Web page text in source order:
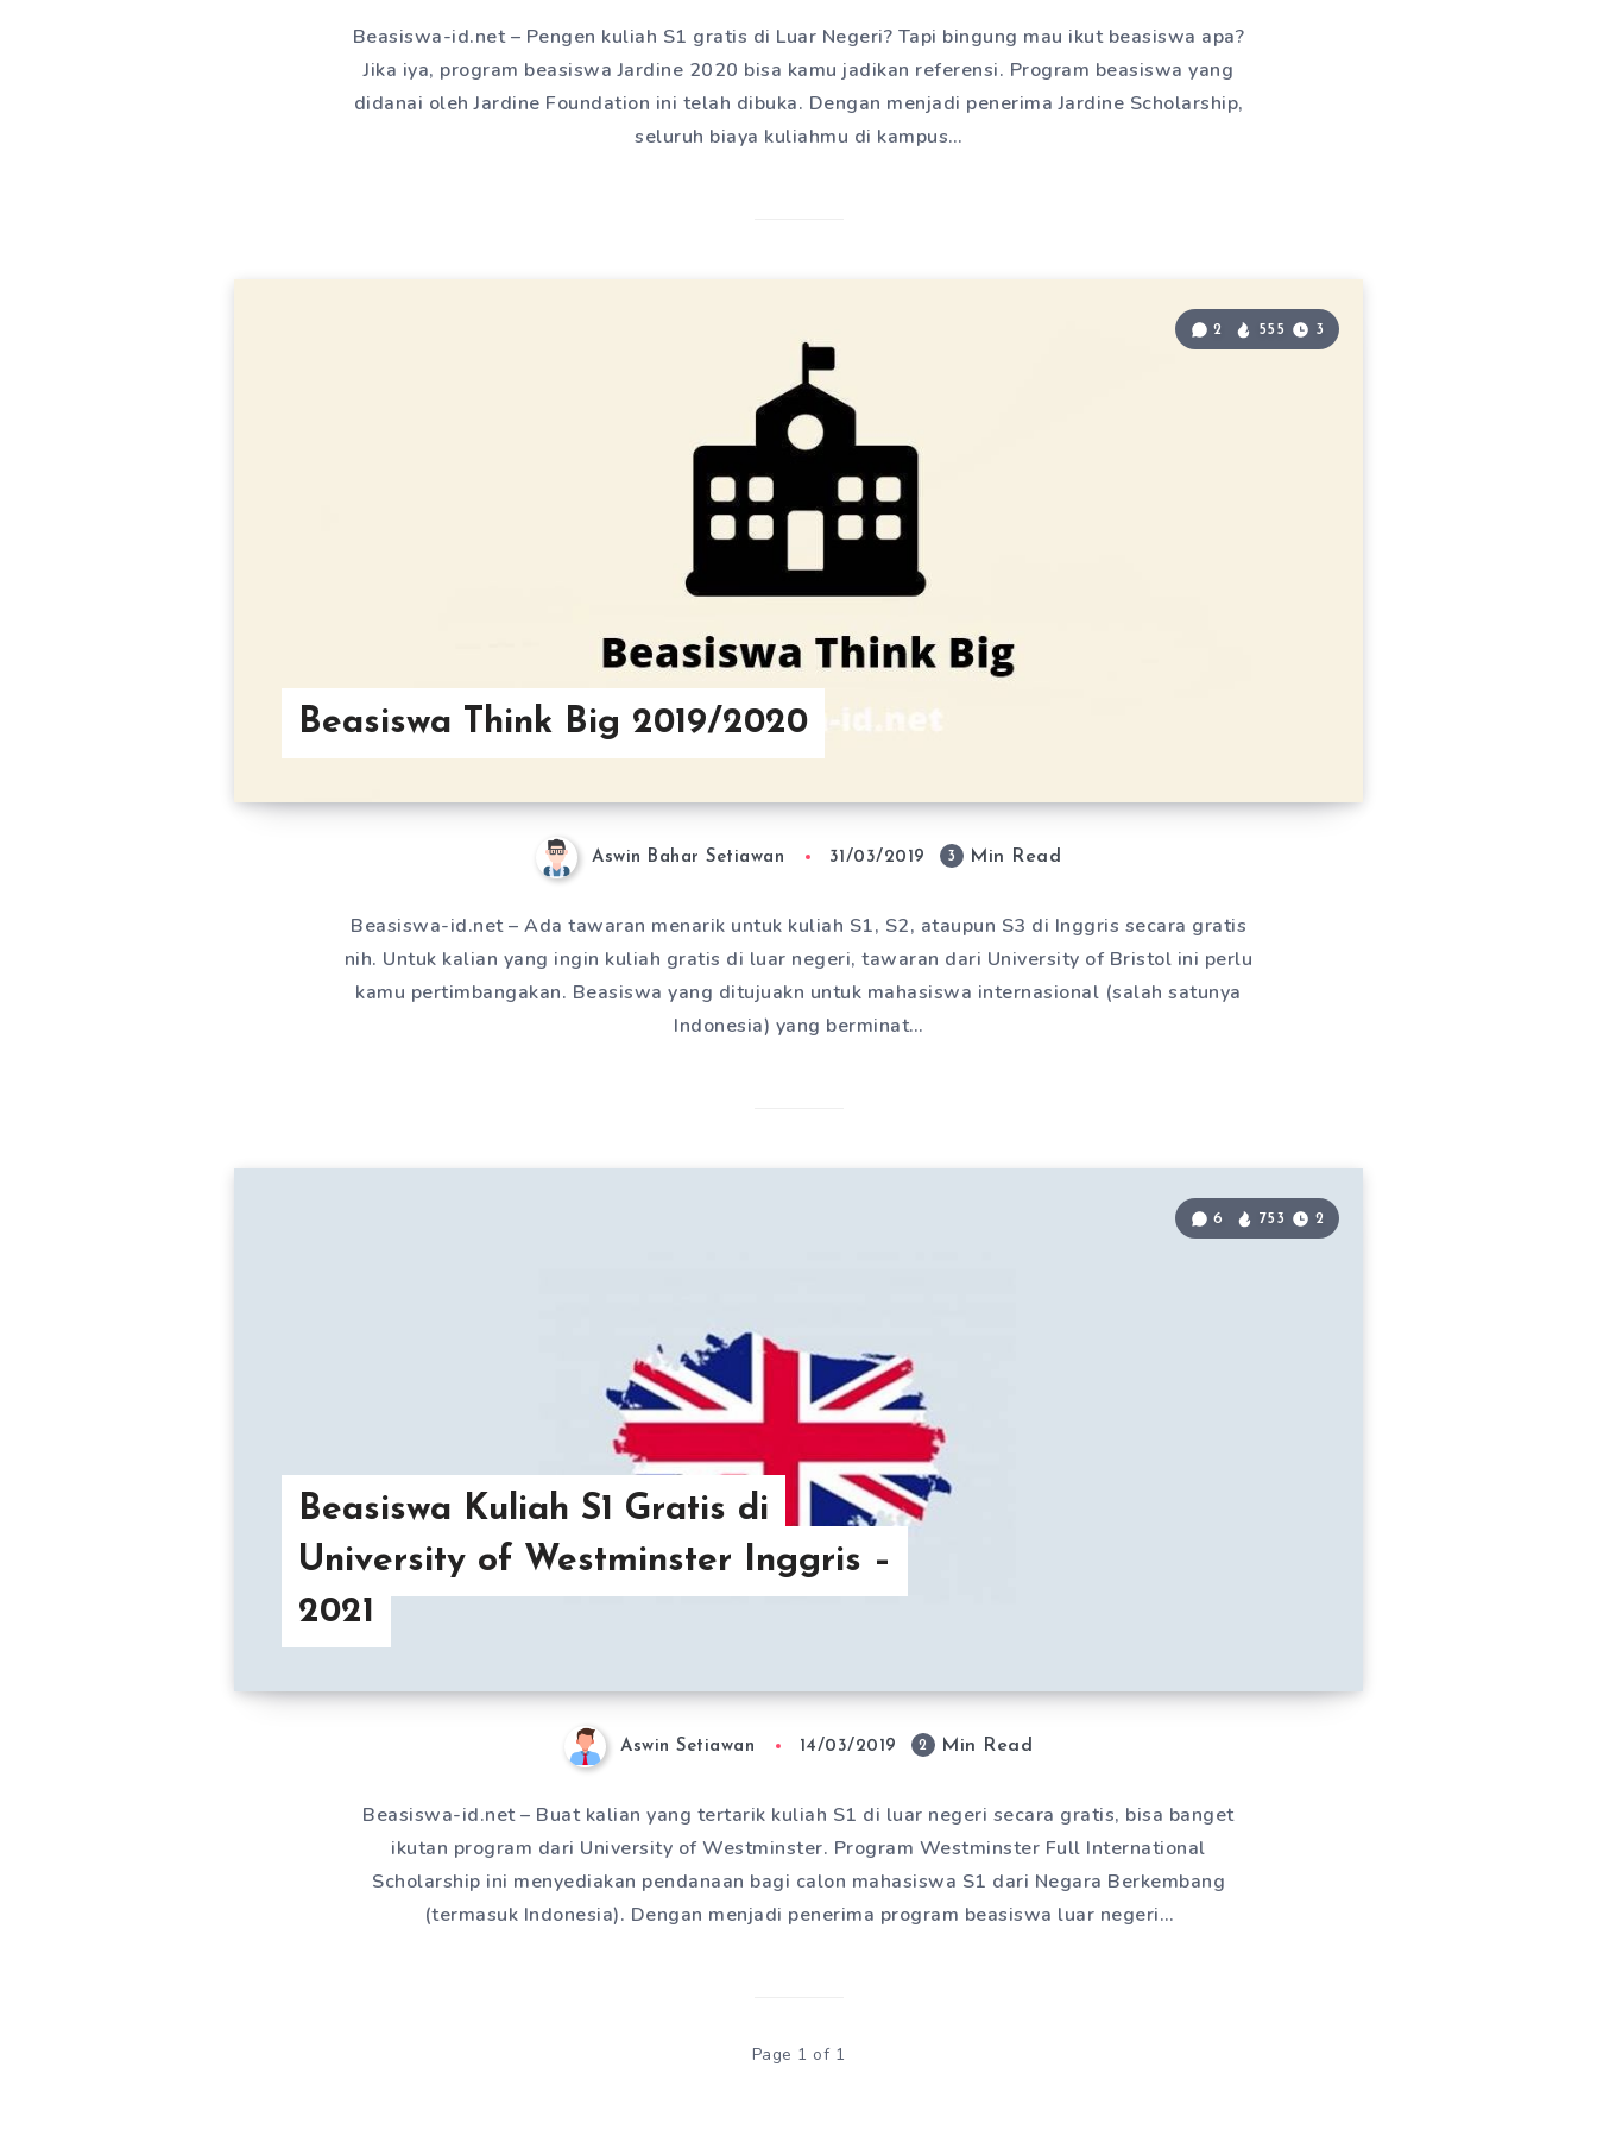
Beasiswa-id.net – Pengen kuliah S1 gratis di Luar Negeri? Tapi bingung mau ikut beasiswa apa?
Jika iya, program beasiswa Jardine 2020 bisa kamu jadikan referensi. Program beasiswa yang
didanai oleh Jardine Foundation ini telah dibuka. Dengan menjadi penerima Jardine Scholarship,
seluruh biaya kuliahmu di kampus…
Beasiswa Think Big 2019/2020
2 555 3
Aswin Bahar Setiawan 31/03/2019 3 Min Read
Beasiswa-id.net – Ada tawaran menarik untuk kuliah S1, S2, ataupun S3 di Inggris secara gratis
nih. Untuk kalian yang ingin kuliah gratis di luar negeri, tawaran dari University of Bristol ini perlu
kamu pertimbangakan. Beasiswa yang ditujuakn untuk mahasiswa internasional (salah satunya
Indonesia) yang berminat…
Beasiswa Kuliah S1 Gratis di
University of Westminster Inggris –
2021
6 753 2
Aswin Setiawan 14/03/2019 2 Min Read
Beasiswa-id.net – Buat kalian yang tertarik kuliah S1 di luar negeri secara gratis, bisa banget
ikutan program dari University of Westminster. Program Westminster Full International
Scholarship ini menyediakan pendanaan bagi calon mahasiswa S1 dari Negara Berkembang
(termasuk Indonesia). Dengan menjadi penerima program beasiswa luar negeri…
Page 1 of 1